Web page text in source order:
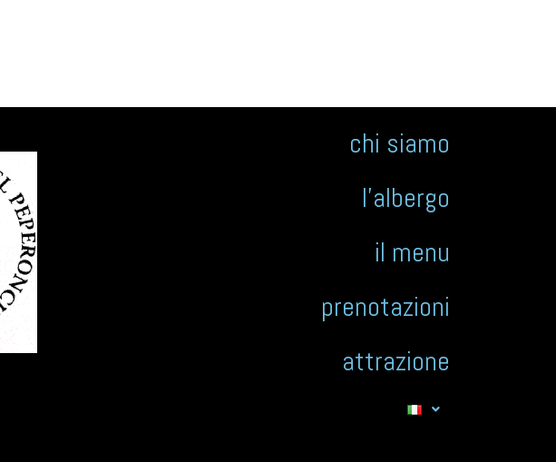
chi siamo
l’albergo
il menu
prenotazioni
attrazione